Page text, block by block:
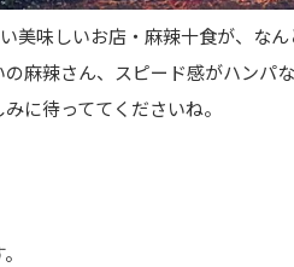
美味しいお店・麻辣十食が、な
麻辣さん、スピード感がハンパな
に待っててくださいね。